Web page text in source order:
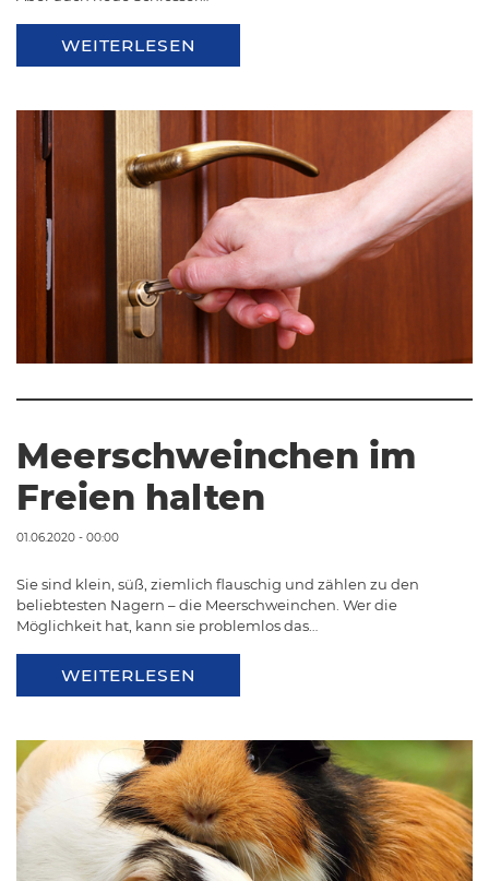
WEITERLESEN
Meerschweinchen im
Freien halten
01.06.2020 - 00:00
Sie sind klein, süß, ziemlich flauschig und zählen zu den
beliebtesten Nagern – die Meerschweinchen. Wer die
Möglichkeit hat, kann sie problemlos das…
WEITERLESEN